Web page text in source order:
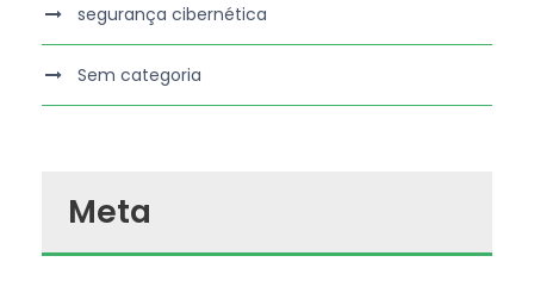
segurança cibernética
Sem categoria
Meta